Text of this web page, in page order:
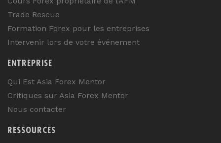
Trade Rescue
Formation Forex pour les entreprises
Intervenir lors de votre événement
ENTREPRISE
Qui Est Asia Forex Mentor
Critiques sur Asia Forex Mentor
Nous contacter
RESSOURCES